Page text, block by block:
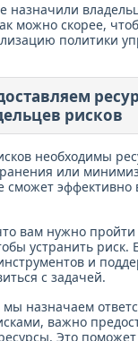
назначили
можно скорее,
политики
рисков
необходимы
или
сможет
вам нужно
устранить риск.
и
с задачей.
мы назначаем
важно
Это